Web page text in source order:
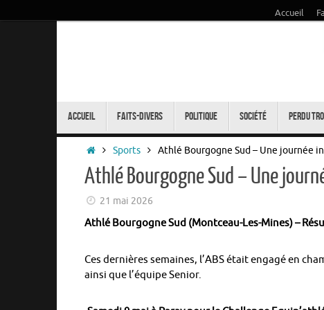
Accueil
Accueil Faits-Divers Politique Société Perdu
Accueil
Sports Athlé Bourgogne Sud – Une journée
Athlé Bourgogne Sud – Une
21 mai 2026
Athlé Bourgogne Sud (Montceau-Les-Mines) –
Ces dernières semaines, l’ABS était engagé en
ainsi que l’équipe Senior.